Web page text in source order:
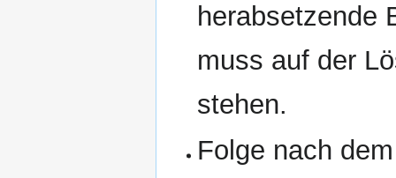
herabsetzende
muss auf der
stehen.
Folge nach